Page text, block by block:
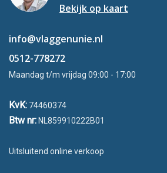
Bekijk op kaart
info@vlaggenunie.nl
0512-778272
Maandag t/m vrijdag 09:00 - 17:00
KvK: 74460374
Btw nr: NL859910222B01
Uitsluitend online verkoop